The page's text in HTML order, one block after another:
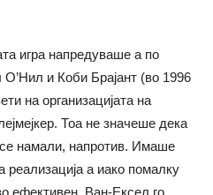
игра напредуваше а по
и Коби Брајант (во 1996
на организацијата на
Тоа не значеше дека
се намали, напротив. Имаше
реализација а иако помалку